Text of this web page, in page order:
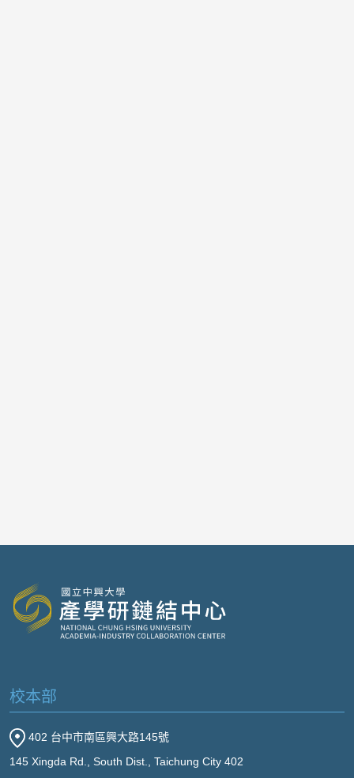
校本部
402 台中市南區興大路145號
145 Xingda Rd., South Dist., Taichung City 402